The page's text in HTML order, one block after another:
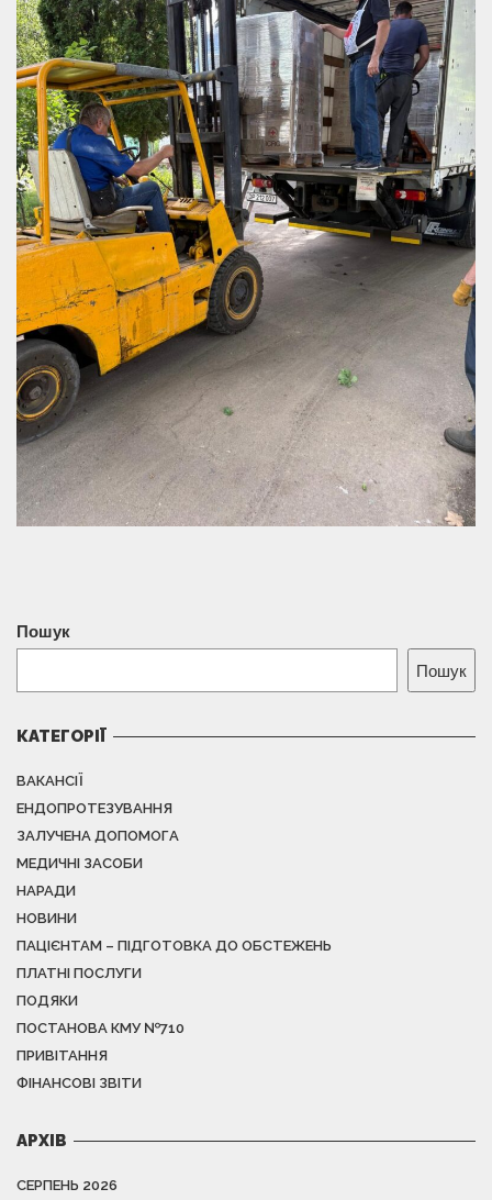
Пошук
Пошук
КАТЕГОРІЇ
ВАКАНСІЇ
ЕНДОПРОТЕЗУВАННЯ
ЗАЛУЧЕНА ДОПОМОГА
МЕДИЧНІ ЗАСОБИ
НАРАДИ
НОВИНИ
ПАЦІЄНТАМ – ПІДГОТОВКА ДО ОБСТЕЖЕНЬ
ПЛАТНІ ПОСЛУГИ
ПОДЯКИ
ПОСТАНОВА КМУ №710
ПРИВІТАННЯ
ФІНАНСОВІ ЗВІТИ
АРХІВ
СЕРПЕНЬ 2026